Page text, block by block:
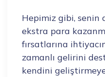
Hepimiz gibi, senin
ekstra para
fırsatlarına
zamanlı gelirini
kendini